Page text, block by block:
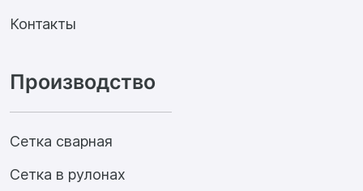
Производство
Сетка сварная
Сетка в рулонах
Контакты